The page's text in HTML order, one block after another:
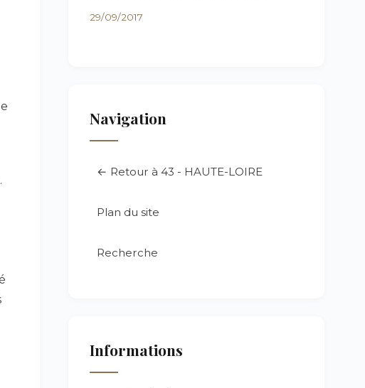
29/09/2017
Navigation
← Retour à 43 - HAUTE-LOIRE
Plan du site
Recherche
Informations